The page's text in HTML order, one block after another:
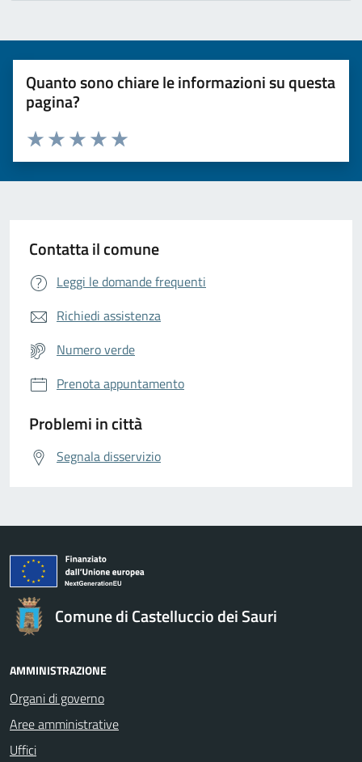
Quanto sono chiare le informazioni su questa
pagina?
Valuta da 1 a 5 stelle la pagina
Valuta 5 stelle su 5
Valuta 4 stelle su 5
Valuta 3 stelle su 5
Valuta 2 stelle su 5
Valuta 1 stelle su 5
Contatta il comune
Leggi le domande frequenti
Richiedi assistenza
Numero verde
Prenota appuntamento
Problemi in città
Segnala disservizio
Comune di Castelluccio dei Sauri
AMMINISTRAZIONE
Organi di governo
Aree amministrative
Uffici